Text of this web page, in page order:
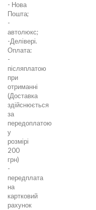
- Нова
Пошта;
-
автолюкс;
-Делівері.
Оплата:
-
післяплатою
при
отриманні
(Доставка
здійснюється
за
передоплатою
у
розмірі
200
грн)
-
передплата
на
картковий
рахунок